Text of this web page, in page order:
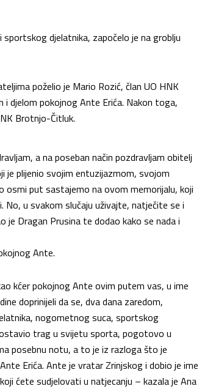
djelatnika, započelo je na groblju
poželio je Mario Rozić, član UO HNK
djelom pokojnog Ante Erića. Nakon toga,
Brotnjo-Čitluk.
a na poseban način pozdravljam obitelj
je plijenio svojim entuzijazmom, svojom
osmi put sastajemo na ovom memorijalu, koji
No, u svakom slučaju uživajte, natječite se i
Dragan Prusina te dodao kako se nada i
Ante.
kćer pokojnog Ante ovim putem vas, u ime
doprinijeli da se, dva dana zaredom,
nogometnog suca, sportskog
trag u svijetu sporta, pogotovo u
posebnu notu, a to je iz razloga što je
Erića. Ante je vratar Zrinjskog i dobio je ime
ćete sudjelovati u natjecanju – kazala je Ana